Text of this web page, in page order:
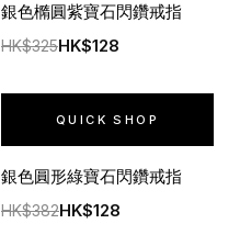
銀色橢圓紫寶石閃鑽戒指
HK$325HK$128
QUICK SHOP
銀色圓形綠寶石閃鑽戒指
HK$382HK$128